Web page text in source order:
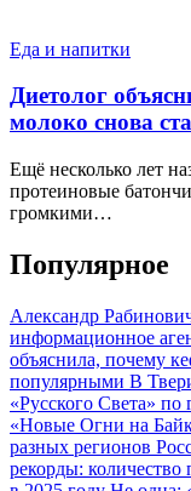
Еда и напитки
Диетолог
молоко снова
Ещё несколько лет
протеиновые
громкими…
Популярное
Александр
информационное
объяснила, почему
популярными В
«Русского Света» по
«Новые Огни на
разных регионов
рекорды: